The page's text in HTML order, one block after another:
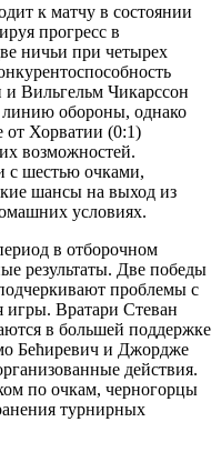
к матчу в состоянии
прогресс в
ничьи при четырех
Вильгельм Чикарссон
обороны, однако
Хорватии (0:1)
возможностей.
с шестью очками,
шансы на выход из
условиях.
в отборочном
результаты. Две победы
проблемы с
игры. Вратари Стеван
в большей поддержке
Бећиревич и Джордже
действия.
по очкам, черногорцы
турнирных